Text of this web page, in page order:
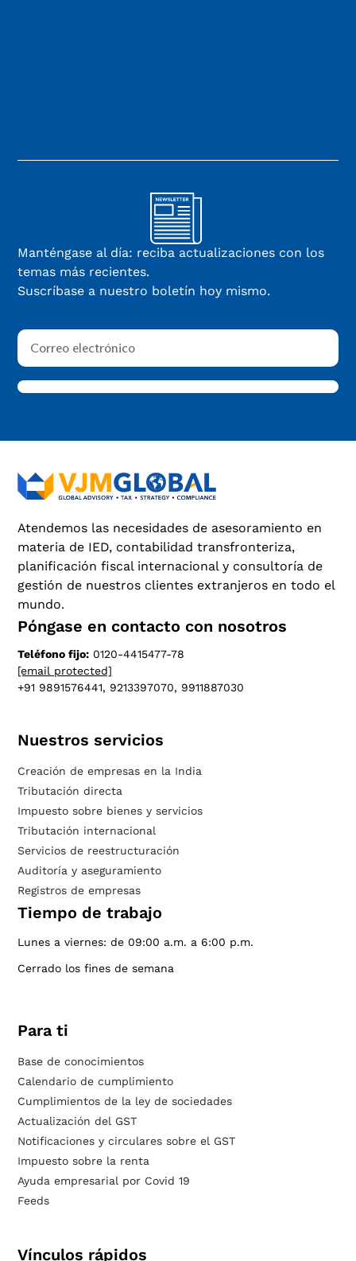
Manténgase al día: reciba actualizaciones con los
temas más recientes.
Suscríbase a nuestro boletín hoy mismo.
Atendemos las necesidades de asesoramiento en
materia de IED, contabilidad transfronteriza,
planificación fiscal internacional y consultoría de
gestión de nuestros clientes extranjeros en todo el
mundo.
Póngase en contacto con nosotros
Teléfono fijo: 0120-4415477-78
[email protected]
+91 9891576441, 9213397070, 9911887030
Nuestros servicios
Creación de empresas en la India
Tributación directa
Impuesto sobre bienes y servicios
Tributación internacional
Servicios de reestructuración
Auditoría y aseguramiento
Registros de empresas
Tiempo de trabajo
Lunes a viernes: de 09:00 a.m. a 6:00 p.m.
Cerrado los fines de semana
Para ti
Base de conocimientos
Calendario de cumplimiento
Cumplimientos de la ley de sociedades
Actualización del GST
Notificaciones y circulares sobre el GST
Impuesto sobre la renta
Ayuda empresarial por Covid 19
Feeds
Vínculos rápidos